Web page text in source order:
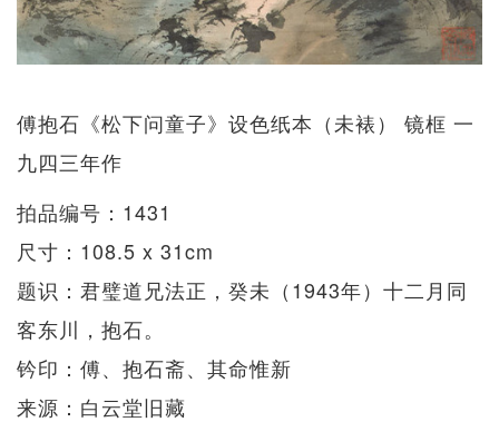
傅抱石《松下问童子》设色纸本（未裱） 镜框 一
九四三年作
拍品编号：1431
尺寸：108.5 x 31cm
题识：君璧道兄法正，癸未（1943年）十二月同
客东川，抱石。
钤印：傅、抱石斋、其命惟新
来源：白云堂旧藏